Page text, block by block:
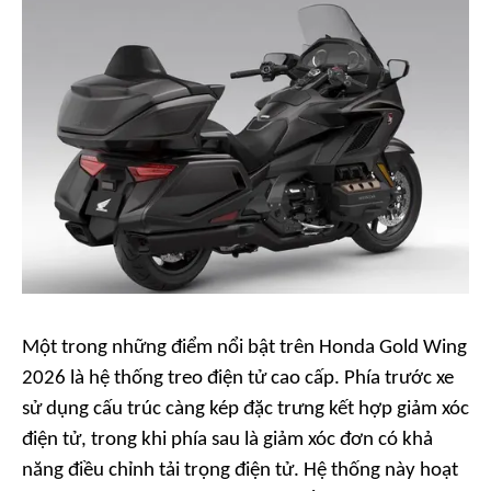
Một trong những điểm nổi bật trên Honda Gold Wing
2026 là hệ thống treo điện tử cao cấp. Phía trước xe
sử dụng cấu trúc càng kép đặc trưng kết hợp giảm xóc
điện tử, trong khi phía sau là giảm xóc đơn có khả
năng điều chỉnh tải trọng điện tử. Hệ thống này hoạt